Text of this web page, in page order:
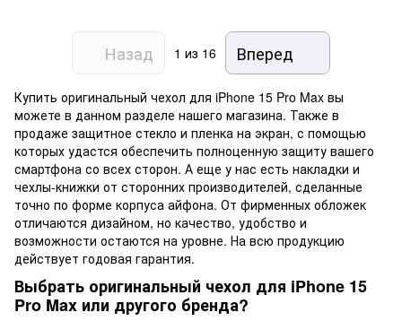
Назад 1 из 16 Вперед
Купить оригинальный чехол для iPhone 15 Pro Max вы
можете в данном разделе нашего магазина. Также в
продаже защитное стекло и пленка на экран, с помощью
которых удастся обеспечить полноценную защиту вашего
смартфона со всех сторон. А еще у нас есть накладки и
чехлы-книжки от сторонних производителей, сделанные
точно по форме корпуса айфона. От фирменных обложек
отличаются дизайном, но качество, удобство и
возможности остаются на уровне. На всю продукцию
действует годовая гарантия.
Выбрать оригинальный чехол для iPhone 15
Pro Max или другого бренда?